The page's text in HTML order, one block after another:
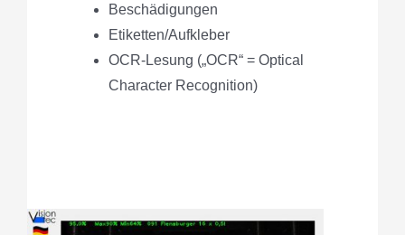
Beschädigungen
Etiketten/Aufkleber
OCR-Lesung („OCR“ = Optical
Character Recognition)